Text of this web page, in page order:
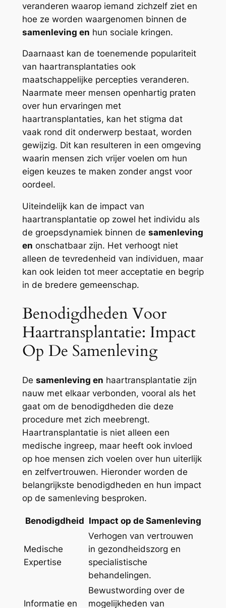
veranderen waarop iemand zichzelf ziet en
hoe ze worden waargenomen binnen de
samenleving en hun sociale kringen.
Daarnaast kan de toenemende populariteit
van haartransplantaties ook
maatschappelijke percepties veranderen.
Naarmate meer mensen openhartig praten
over hun ervaringen met
haartransplantaties, kan het stigma dat
vaak rond dit onderwerp bestaat, worden
gewijzig. Dit kan resulteren in een omgeving
waarin mensen zich vrijer voelen om hun
eigen keuzes te maken zonder angst voor
oordeel.
Uiteindelijk kan de impact van
haartransplantatie op zowel het individu als
de groepsdynamiek binnen de samenleving
en onschatbaar zijn. Het verhoogt niet
alleen de tevredenheid van individuen, maar
kan ook leiden tot meer acceptatie en begrip
in de bredere gemeenschap.
Benodigdheden Voor
Haartransplantatie: Impact
Op De Samenleving
De samenleving en haartransplantatie zijn
nauw met elkaar verbonden, vooral als het
gaat om de benodigdheden die deze
procedure met zich meebrengt.
Haartransplantatie is niet alleen een
medische ingreep, maar heeft ook invloed
op hoe mensen zich voelen over hun uiterlijk
en zelfvertrouwen. Hieronder worden de
belangrijkste benodigdheden en hun impact
op de samenleving besproken.
Benodigdheid Impact op de Samenleving
Medische
Expertise
Verhogen van vertrouwen
in gezondheidszorg en
specialistische
behandelingen.
Informatie en
Bewustwording over de
mogelijkheden van